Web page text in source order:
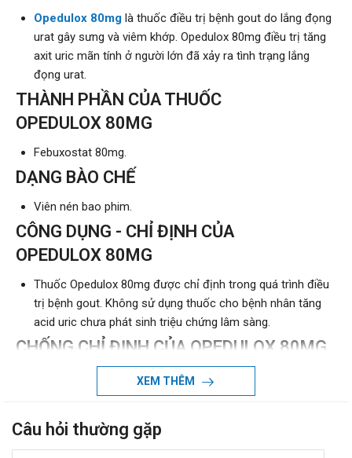
Opedulox 80mglà thuốc điều trị bệnh gout do lắng đọng
urat gây sưng và viêm khớp. Opedulox 80mg điều trị tăng
axit uric mãn tính ở người lớn đã xảy ra tình trạng lắng
đọng urat.
THÀNH PHẦN CỦA THUỐC
OPEDULOX 80MG
Febuxostat 80mg.
DẠNG BÀO CHẾ
Viên nén bao phim.
CÔNG DỤNG - CHỈ ĐỊNH CỦA
OPEDULOX 80MG
Thuốc Opedulox 80mg được chỉ định trong quá trình điều
trị bệnh gout. Không sử dụng thuốc cho bệnh nhân tăng
acid uric chưa phát sinh triệu chứng lâm sàng.
CHỐNG CHỈ ĐỊNH CỦA OPEDULOX 80MG
Dị ứng và quá mẫn với bất cứ thành phần nào trong thuốc.
CÁCH DÙNG - LIỀU DÙNG
OPEDULOX 80MG
Cách dùng: Dùng đường uống. Thuốc có thể uống cùng
XEM THÊM
Câu hỏi thường gặp